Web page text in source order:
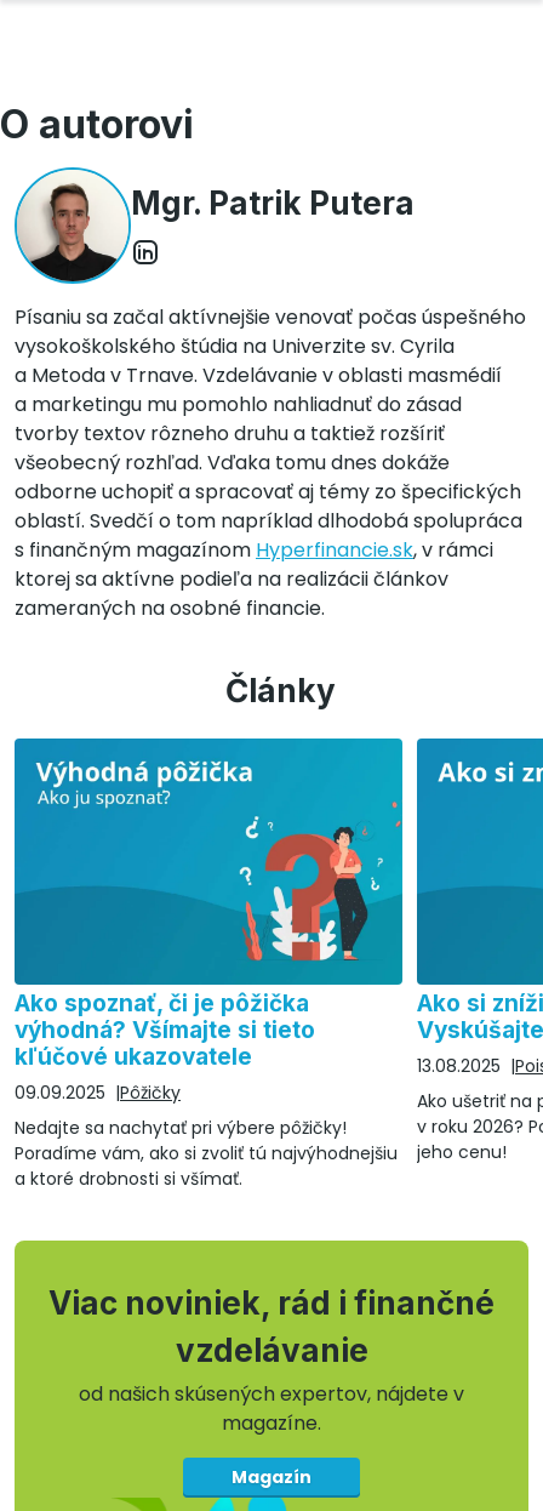
O autorovi
Mgr. Patrik Putera
Písaniu sa začal aktívnejšie venovať počas úspešného
vysokoškolského štúdia na Univerzite sv. Cyrila
a Metoda v Trnave. Vzdelávanie v oblasti masmédií
a marketingu mu pomohlo nahliadnuť do zásad
tvorby textov rôzneho druhu a taktiež rozšíriť
všeobecný rozhľad. Vďaka tomu dnes dokáže
odborne uchopiť a spracovať aj témy zo špecifických
oblastí. Svedčí o tom napríklad dlhodobá spolupráca
s finančným magazínom Hyperfinancie.sk, v rámci
ktorej sa aktívne podieľa na realizácii článkov
zameraných na osobné financie.
Články
Ako spoznať, či je pôžička
výhodná? Všímajte si tieto
kľúčové ukazovatele
09.09.2025
Pôžičky
Nedajte sa nachytať pri výbere pôžičky!
Poradíme vám, ako si zvoliť tú najvýhodnejšiu
a ktoré drobnosti si všímať.
Ako si
13.08.2025
Ako ušetriť na
v roku 2026?
jeho cenu!
Viac noviniek, rád i finančné
vzdelávanie
od našich skúsených expertov, nájdete v
magazíne.
Magazín